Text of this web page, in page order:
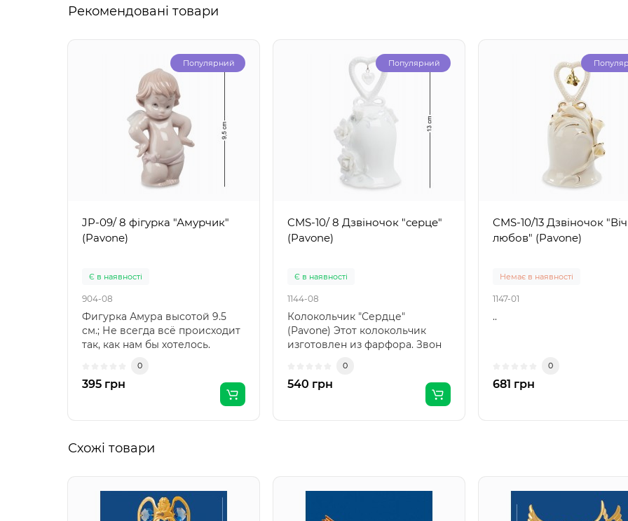
Рекомендовані товари
Популярний
JP-09/ 8 фігурка "Амурчик"
(Pavone)
Є в наявності
904-08
Фигурка Амура высотой 9.5
см.; Не всегда всё происходит
так, как нам бы хотелось.
0
395 грн
Популярний
CMS-10/ 8 Дзвіночок "серце"
(Pavone)
Є в наявності
1144-08
Колокольчик "Сердце"
(Pavone) Этот колокольчик
изготовлен из фарфора. Звон
0
540 грн
CMS-10/13 Дзвіночок
любов" (Pavone)
Немає в наявності
1147-01
..
0
681 грн
Схожі товари